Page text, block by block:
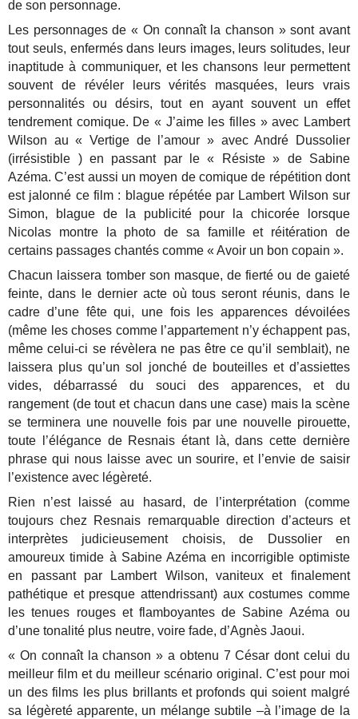
de son personnage.
Les personnages de « On connaît la chanson » sont avant
tout seuls, enfermés dans leurs images, leurs solitudes, leur
inaptitude à communiquer, et les chansons leur permettent
souvent de révéler leurs vérités masquées, leurs vrais
personnalités ou désirs, tout en ayant souvent un effet
tendrement comique. De « J’aime les filles » avec Lambert
Wilson au « Vertige de l’amour » avec André Dussolier
(irrésistible ) en passant par le « Résiste » de Sabine
Azéma. C’est aussi un moyen de comique de répétition dont
est jalonné ce film : blague répétée par Lambert Wilson sur
Simon, blague de la publicité pour la chicorée lorsque
Nicolas montre la photo de sa famille et réitération de
certains passages chantés comme « Avoir un bon copain ».
Chacun laissera tomber son masque, de fierté ou de gaieté
feinte, dans le dernier acte où tous seront réunis, dans le
cadre d’une fête qui, une fois les apparences dévoilées
(même les choses comme l’appartement n’y échappent pas,
même celui-ci se révèlera ne pas être ce qu’il semblait), ne
laissera plus qu’un sol jonché de bouteilles et d’assiettes
vides, débarrassé du souci des apparences, et du
rangement (de tout et chacun dans une case) mais la scène
se terminera une nouvelle fois par une nouvelle pirouette,
toute l’élégance de Resnais étant là, dans cette dernière
phrase qui nous laisse avec un sourire, et l’envie de saisir
l’existence avec légèreté.
Rien n’est laissé au hasard, de l’interprétation (comme
toujours chez Resnais remarquable direction d’acteurs et
interprètes judicieusement choisis, de Dussolier en
amoureux timide à Sabine Azéma en incorrigible optimiste
en passant par Lambert Wilson, vaniteux et finalement
pathétique et presque attendrissant) aux costumes comme
les tenues rouges et flamboyantes de Sabine Azéma ou
d’une tonalité plus neutre, voire fade, d’Agnès Jaoui.
« On connaît la chanson » a obtenu 7 César dont celui du
meilleur film et du meilleur scénario original. C’est pour moi
un des films les plus brillants et profonds qui soient malgré
sa légèreté apparente, un mélange subtile –à l’image de la